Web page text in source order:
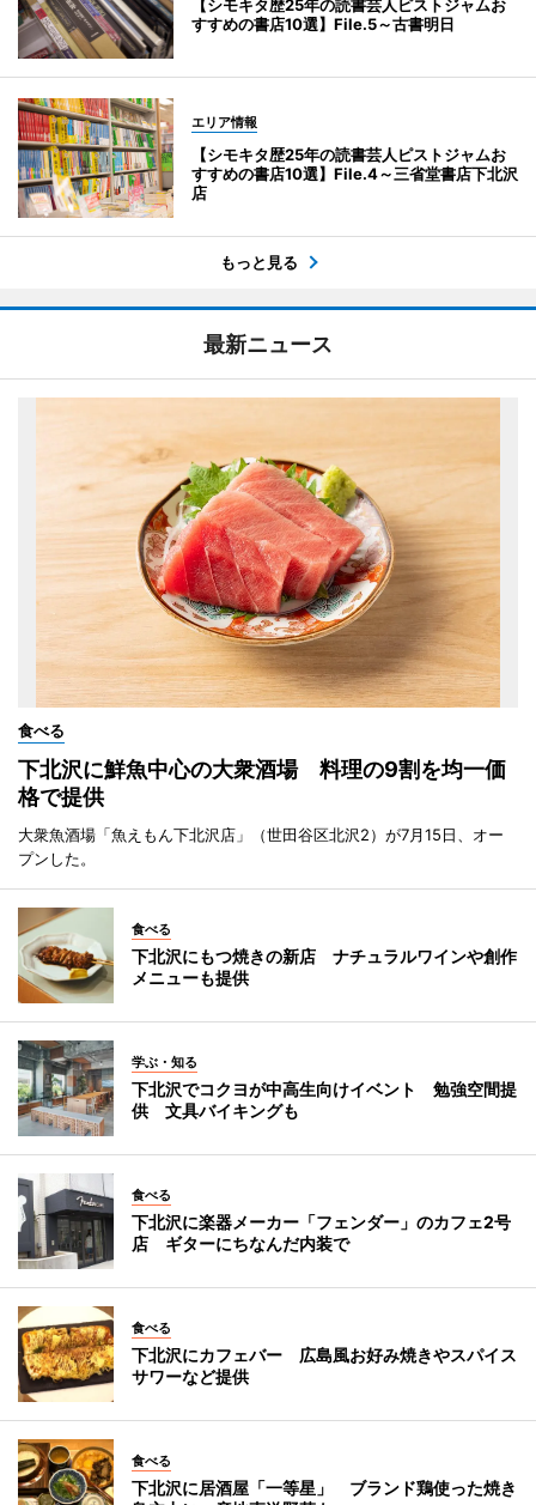
【シモキタ歴25年の読書芸人ピストジャムお
すすめの書店10選】File.5～古書明日
エリア情報
【シモキタ歴25年の読書芸人ピストジャムお
すすめの書店10選】File.4～三省堂書店下北沢
店
もっと見る
最新ニュース
食べる
下北沢に鮮魚中心の大衆酒場 料理の9割を均一価
格で提供
大衆魚酒場「魚えもん下北沢店」（世田谷区北沢2）が7月15日、オー
プンした。
食べる
下北沢にもつ焼きの新店 ナチュラルワインや創作
メニューも提供
学ぶ・知る
下北沢でコクヨが中高生向けイベント 勉強空間提
供 文具バイキングも
食べる
下北沢に楽器メーカー「フェンダー」のカフェ2号
店 ギターにちなんだ内装で
食べる
下北沢にカフェバー 広島風お好み焼きやスパイス
サワーなど提供
食べる
下北沢に居酒屋「一等星」 ブランド鶏使った焼き